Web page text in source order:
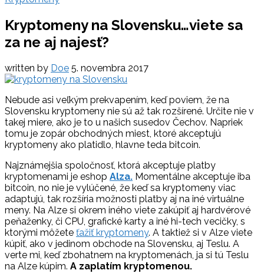
Kryptomeny na Slovensku…viete sa
za ne aj najesť?
written by Doe 5. novembra 2017
Nebude asi veľkým prekvapením, keď poviem, že na
Slovensku kryptomeny nie sú až tak rozšírené. Určite nie v
takej miere, ako je to u našich susedov Čechov. Napriek
tomu je zopár obchodných miest, ktoré akceptujú
kryptomeny ako platidlo, hlavne teda bitcoin.
Najznámejšia spoločnosť, ktorá akceptuje platby
kryptomenami je eshop Alza. Momentálne akceptuje iba
bitcoin, no nie je vylúčené, že keď sa kryptomeny viac
adaptujú, tak rozšíria možnosti platby aj na iné virtuálne
meny. Na Alze si okrem iného viete zakúpiť aj hardvérové
peňaženky, či CPU, grafické karty a iné hi-tech vecičky, s
ktorými môžete ťažiť kryptomeny. A taktiež si v Alze viete
kúpiť, ako v jedinom obchode na Slovensku, aj Teslu. A
verte mi, keď zbohatnem na kryptomenách, ja si tú Teslu
na Alze kúpim. A zaplatím kryptomenou.